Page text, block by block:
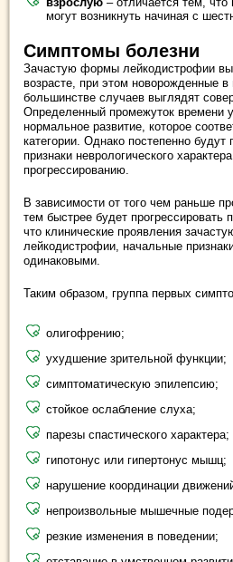
могут возникнуть начиная с
Симптомы болезни
Зачастую формы лейкодистрофии
возрасте, при этом новорожденные
большинстве случаев выглядят
Определенный промежуток времени
нормальное развитие, которое
категории. Однако постепенно будут
признаки неврологического
прогрессированию.
В зависимости от того чем раньше
тем быстрее будет прогрессировать
что клинические проявления
лейкодистрофии, начальные
одинаковыми.
Таким образом, группа первых
олигофрению;
ухудшение зрительной функции;
симптоматическую эпилепсию;
стойкое ослабление слуха;
парезы спастического характера;
гипотонус или гипертонус мышц;
нарушение координации
непроизвольные мышечные
резкие изменения в поведении;